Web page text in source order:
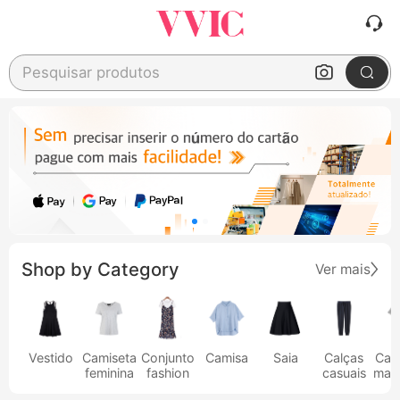
Pesquisar produtos
Shop by Category Ver mais
Vestido
Camiseta
feminina
Conjunto
fashion
Camisa Saia
Calças
casuais